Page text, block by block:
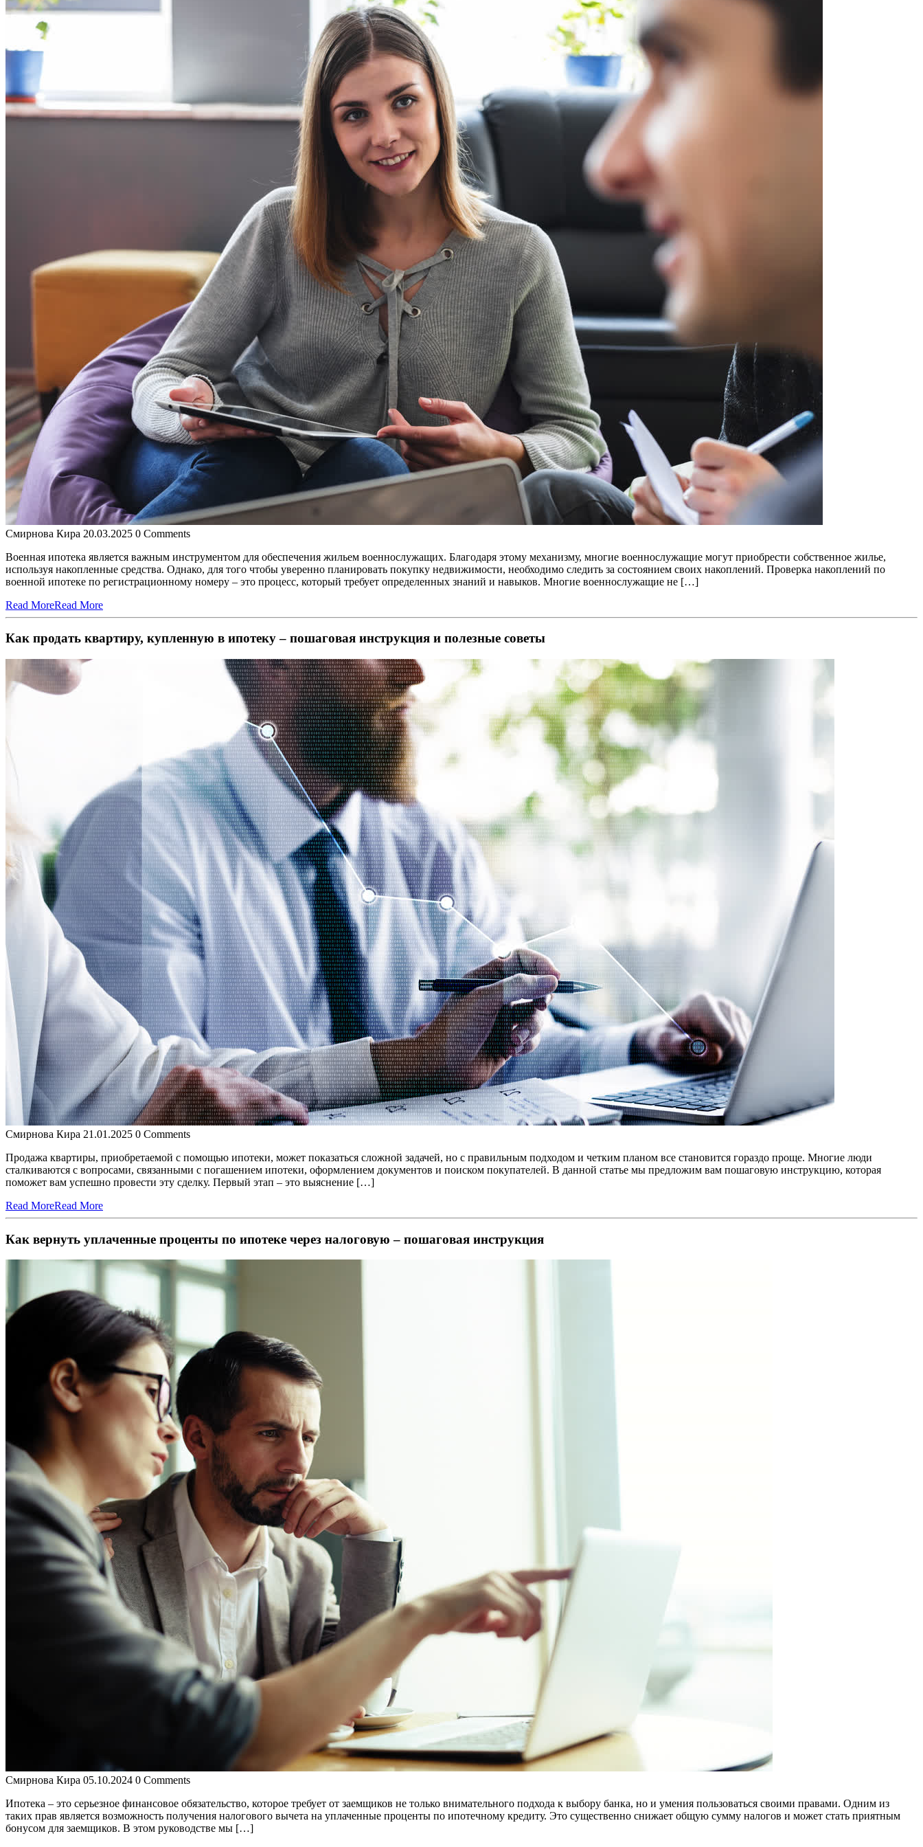
Смирнова Кира 20.03.2025 0 Comments
Военная ипотека является важным инструментом для обеспечения жильем военнослужащих. Благодаря этому механизму, многие военнослужащие могут приобрести собственное жилье,
используя накопленные средства. Однако, для того чтобы уверенно планировать покупку недвижимости, необходимо следить за состоянием своих накоплений. Проверка накоплений по
военной ипотеке по регистрационному номеру – это процесс, который требует определенных знаний и навыков. Многие военнослужащие не […]
Read MoreRead More
Как продать квартиру, купленную в ипотеку – пошаговая инструкция и полезные советы
Смирнова Кира 21.01.2025 0 Comments
Продажа квартиры, приобретаемой с помощью ипотеки, может показаться сложной задачей, но с правильным подходом и четким планом все становится гораздо проще. Многие люди
сталкиваются с вопросами, связанными с погашением ипотеки, оформлением документов и поиском покупателей. В данной статье мы предложим вам пошаговую инструкцию, которая
поможет вам успешно провести эту сделку. Первый этап – это выяснение […]
Read MoreRead More
Как вернуть уплаченные проценты по ипотеке через налоговую – пошаговая инструкция
Смирнова Кира 05.10.2024 0 Comments
Ипотека – это серьезное финансовое обязательство, которое требует от заемщиков не только внимательного подхода к выбору банка, но и умения пользоваться своими правами. Одним из
таких прав является возможность получения налогового вычета на уплаченные проценты по ипотечному кредиту. Это существенно снижает общую сумму налогов и может стать приятным
бонусом для заемщиков. В этом руководстве мы […]